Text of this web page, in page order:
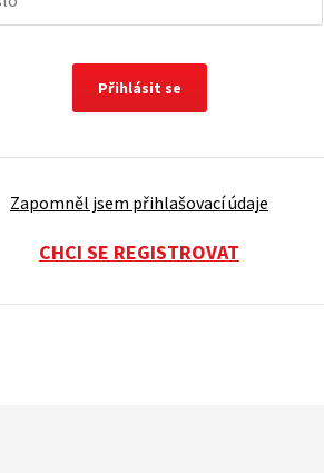
Přihlásit se
Zapomněl jsem přihlašovací údaje
CHCI SE REGISTROVAT